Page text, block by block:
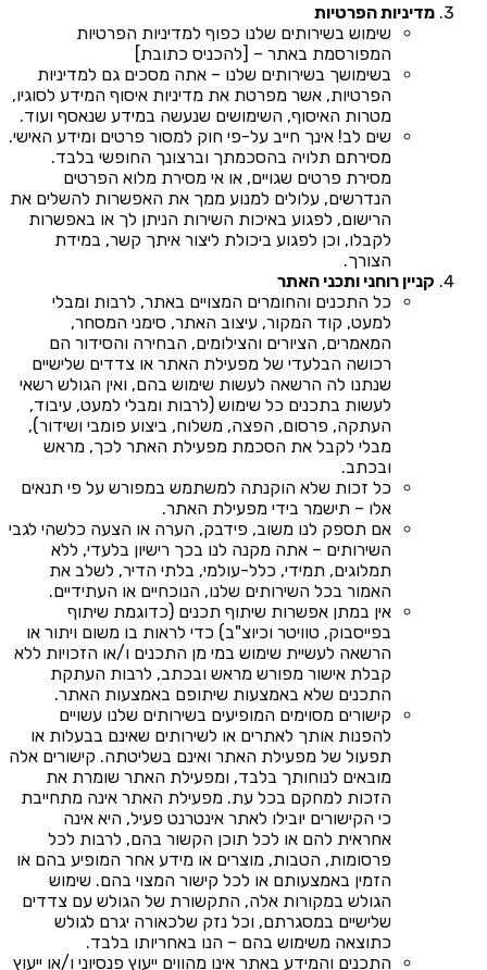
מדיניות הפרטיות
שימוש בשירותים שלנו כפוף למדיניות הפרטיות
המפורסמת באתר – [להכניס כתובת]
בשימושך בשירותים שלנו – אתה מסכים גם למדיניות
הפרטיות, אשר מפרטת את מדיניות איסוף המידע לסוגיו,
מטרות האיסוף, השימושים שנעשה במידע שנאסף ועוד.
שים לב! אינך חייב על-פי חוק למסור פרטים ומידע האישי.
מסירתם תלויה בהסכמתך וברצונך החופשי בלבד.
מסירת פרטים שגויים, או אי מסירת מלוא הפרטים
הנדרשים, עלולים למנוע ממך את האפשרות להשלים את
הרישום, לפגוע באיכות השירות הניתן לך או באפשרות
לקבלו, וכן לפגוע ביכולת ליצור איתך קשר, במידת
הצורך.
קניין רוחני ותכני האתר
כל התכנים והחומרים המצויים באתר, לרבות ומבלי
למעט, קוד המקור, עיצוב האתר, סימני המסחר,
המאמרים, הציורים והצילומים, הבחירה והסידור הם
רכושה הבלעדי של מפעילת האתר או צדדים שלישיים
שנתנו לה הרשאה לעשות שימוש בהם, ואין הגולש רשאי
לעשות בתכנים כל שימוש (לרבות ומבלי למעט, עיבוד,
העתקה, פרסום, הפצה, משלוח, ביצוע פומבי ושידור),
מבלי לקבל את הסכמת מפעילת האתר לכך, מראש
ובכתב.
כל זכות שלא הוקנתה למשתמש במפורש על פי תנאים
אלו – תישמר בידי מפעילת האתר.
אם תספק לנו משוב, פידבק, הערה או הצעה כלשהי לגבי
השירותים – אתה מקנה לנו בכך רישיון בלעדי, ללא
תמלוגים, תמידי, כלל-עולמי, בלתי הדיר, לשלב את
האמור בכל השירותים שלנו, הנוכחיים או העתידיים.
אין במתן אפשרות שיתוף תכנים (כדוגמת שיתוף
בפייסבוק, טוויטר וכיוצ"ב) כדי לראות בו משום ויתור או
הרשאה לעשיית שימוש במי מן התכנים ו/או הזכויות ללא
קבלת אישור מפורש מראש ובכתב, לרבות העתקת
התכנים שלא באמצעות שיתופם באמצעות האתר.
קישורים מסוימים המופיעים בשירותים שלנו עשויים
להפנות אותך לאתרים או לשירותים שאינם בבעלות או
תפעול של מפעילת האתר ואינם בשליטתה. קישורים אלה
מובאים לנוחותך בלבד, ומפעילת האתר שומרת את
הזכות למחקם בכל עת. מפעילת האתר אינה מתחייבת
כי הקישורים יובילו לאתר אינטרנט פעיל, היא אינה
אחראית להם או לכל תוכן הקשור בהם, לרבות לכל
פרסומות, הטבות, מוצרים או מידע אחר המופיע בהם או
הזמין באמצעותם או לכל קישור המצוי בהם. שימוש
הגולש במקורות אלה, התקשורת של הגולש עם צדדים
שלישיים במסגרתם, וכל נזק שלכאורה יגרם לגולש
כתוצאה משימוש בהם – הנו באחריותו בלבד.
התכנים והמידע באתר אינו מהווים ייעוץ פנסיוני ו/או ייעוץ